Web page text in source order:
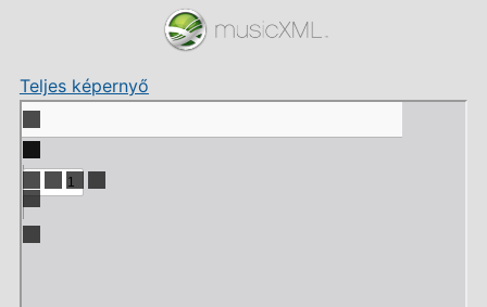
Teljes képernyő
Skip
to
PDF
content